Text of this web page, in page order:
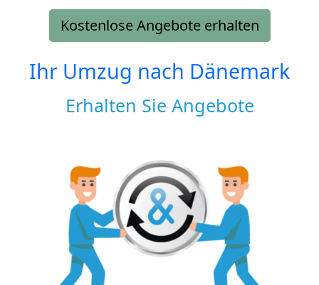
Kostenlose Angebote erhalten
Ihr Umzug nach Dänemark
Erhalten Sie Angebote